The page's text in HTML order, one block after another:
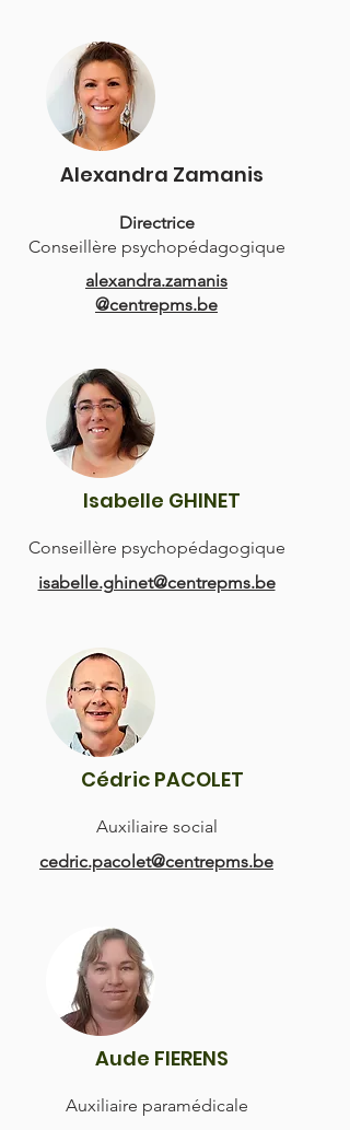
Alexandra Zamanis
Directrice
Conseillère psychopédagogique
alexandra.zamanis
@centrepms.be
Isabelle GHINET
Conseillère psychopédagogique
isabelle.ghinet@centrepms.be
Cédric PACOLET
Auxiliaire social
cedric.pacolet@centrepms.be
Aude FIERENS
Auxiliaire paramédicale